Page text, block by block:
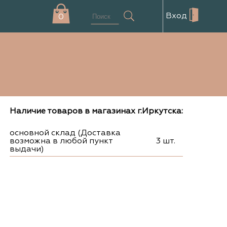
0 Вход
Наличие товаров в магазинах г.Иркутска:
основной склад (Доставка
возможна в любой пункт
выдачи)
3 шт.